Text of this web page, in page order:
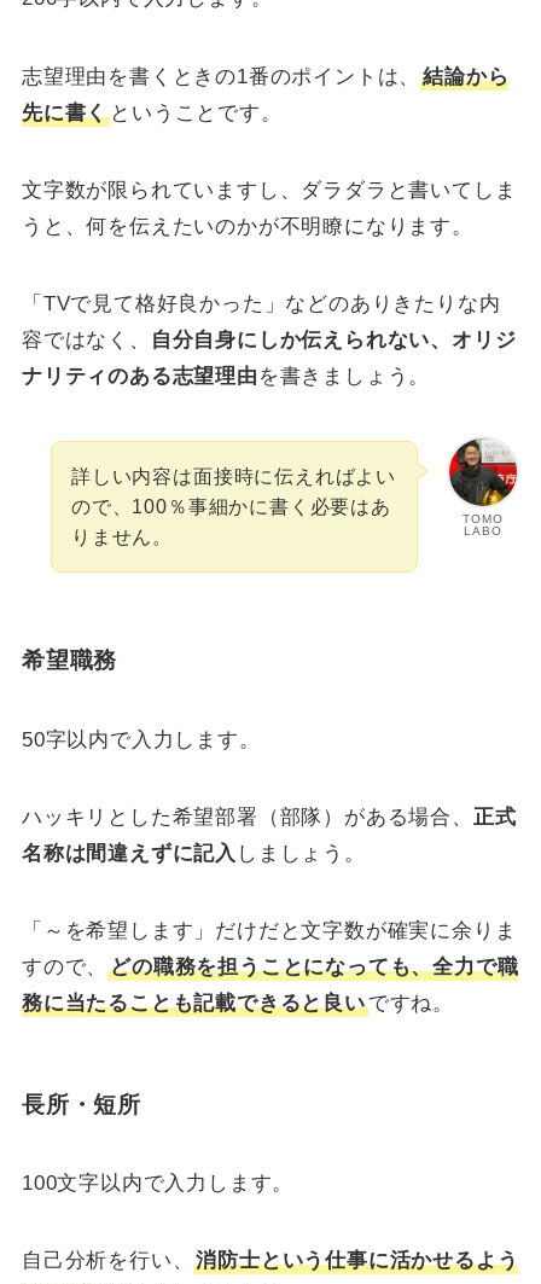
志望理由を書くときの1番のポイントは、結論から
先に書く ということです。
文字数が限られていますし、ダラダラと書いてしま
うと、何を伝えたいのかが不明瞭になります。
「TVで見て格好良かった」などのありきたりな内
容ではなく、
自分自身にしか伝えられない、オリジ
ナリティのある志望理由 を書きましょう。
TOMO
LABO
詳しい内容は面接時に伝えればよい
ので、100％事細かに書く必要はあ
りません。
希望職務
50字以内で入力します。
ハッキリとした希望部署（部隊）がある場合、 正式
名称は間違えずに記入 しましょう。
「～を希望します」だけだと文字数が確実に余りま
すので、どの職務を担うことになっても、全力で職
務に当たることも記載できると良いですね。
長所・短所
100文字以内で入力します。
自己分析を行い、消防士という仕事に活かせるよう